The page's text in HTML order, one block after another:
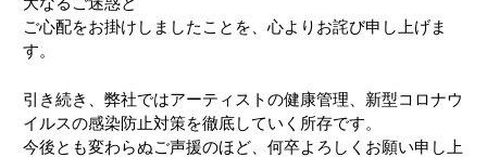
ご心配をお掛けしましたことを、心よりお詫び申し上げま
す。
引き続き、弊社ではアーティストの健康管理、新型コロナウ
イルスの感染防止対策を徹底していく所存です。
今後とも変わらぬご声援のほど、何卒よろしくお願い申し上